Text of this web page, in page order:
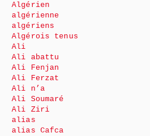
Algérien
algérienne
algériens
Algérois tenus
Ali
Ali abattu
Ali Fenjan
Ali Ferzat
Ali n’a
Ali Soumaré
Ali Ziri
alias
alias Cafca